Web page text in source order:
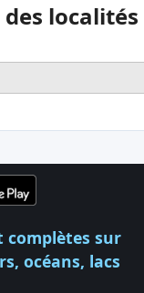
complètes sur
océans, lacs